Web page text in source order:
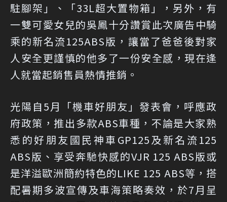
駐腳架」、「33L超大置物箱」，另外，有
一雙可愛女兒的吳鳳十分讚賞此次廣告中騎
乘的新名流125ABS版，讓當了爸爸後對家
人安全更謹慎的他多了一份安全感，現在逢
人就當起銷售員熱情推銷。
光陽自5月「機車好朋友」發表會，呼應政
府政策，推出多款ABS車種，不論是大家熟
悉的好朋友國民神車GP125及新名流125
ABS版、享受奔馳快感的VJR 125 ABS版或
是洋溢歐洲簡約特色的LIKE 125 ABS等，搭
配暑期多波宣傳及車海策略奏效，於7月呈